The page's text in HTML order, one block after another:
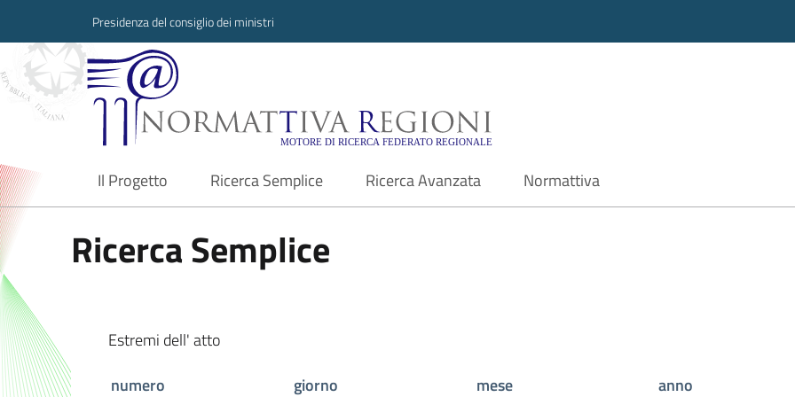
Presidenza del consiglio dei ministri
Normattiva Regioni - Motore di ricerca
Il Progetto
current Ricerca Semplice Ricerca Avanzata Normattiva
Ricerca Semplice
Estremi dell' atto
numero
giorno mese
anno